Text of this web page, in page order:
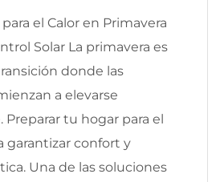
el Calor en Primavera
Solar La primavera es
donde las
a elevarse
tu hogar para el
garantizar confort y
Una de las soluciones